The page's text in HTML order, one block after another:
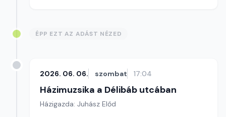
ÉPP EZT AZ ADÁST NÉZED
2026. 06. 06. szombat 17:04
Házimuzsika a Délibáb utcában
Házigazda: Juhász Előd